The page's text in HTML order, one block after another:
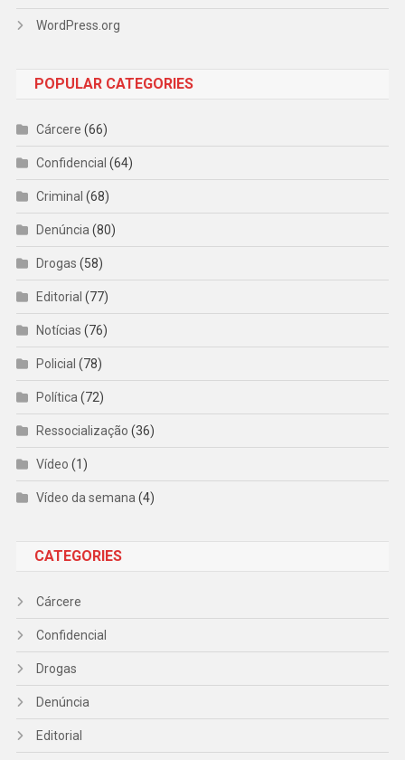
WordPress.org
POPULAR CATEGORIES
Cárcere (66)
Confidencial (64)
Criminal (68)
Denúncia (80)
Drogas (58)
Editorial (77)
Notícias (76)
Policial (78)
Política (72)
Ressocialização (36)
Vídeo (1)
Vídeo da semana (4)
CATEGORIES
Cárcere
Confidencial
Drogas
Denúncia
Editorial